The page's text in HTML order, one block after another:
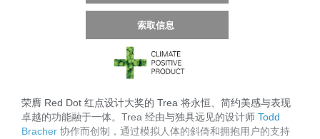
索取信息
荣膺 Red Dot 红点设计大奖的 Trea 将永恒、简约美感与表现
卓越的功能融于一体。Trea 经由与独具远见的设计师 Todd
Bracher 协作而创制，通过模拟人体的斜倚和拥抱用户的支持